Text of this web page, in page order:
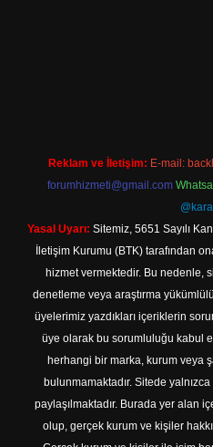
Reklam ve İletişim: E-mail:
forumhizmeti@gmail.com
Yasal Uyarı: Sitemiz, 5651 Sayılı
İletişim Kurumu (BTK) tarafından
hizmet vermektedir. Bu nedenle,
denetleme veya araştırma
üyelerimiz yazdıkları içeriklerin
üye olarak bu sorumluluğu kabul
herhangi bir marka, kurum veya
bulunmamaktadır. Sitede
paylaşılmaktadır. Burada yer alan
olup, gerçek kurum ve kişiler